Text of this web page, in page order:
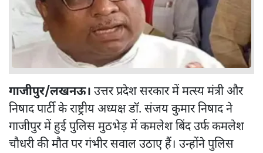
गाजीपुर/लखनऊ। उत्तर प्रदेश सरकार में मत्स्य मंत्री और
निषाद पार्टी के राष्ट्रीय अध्यक्ष डॉ. संजय कुमार निषाद ने
गाजीपुर में हुई पुलिस मुठभेड़ में कमलेश बिंद उर्फ कमलेश
चौधरी की मौत पर गंभीर सवाल उठाए हैं। उन्होंने पुलिस